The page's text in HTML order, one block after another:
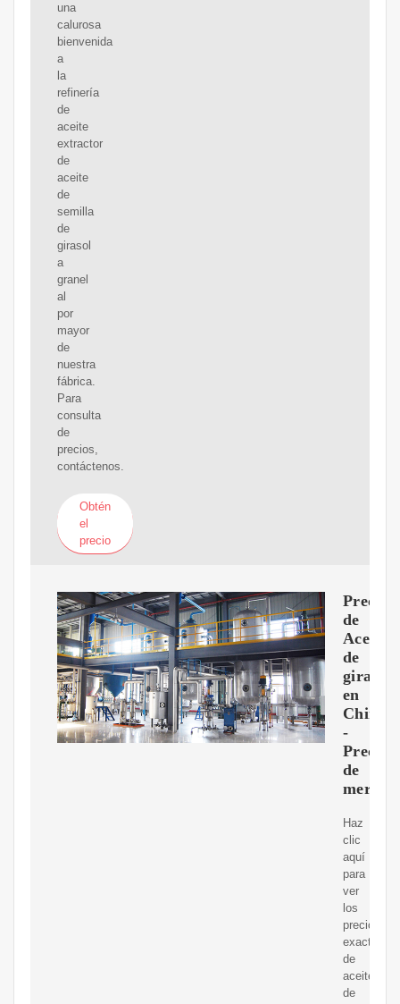
una
calurosa
bienvenida
a
la
refinería
de
aceite
extractor
de
aceite
de
semilla
de
girasol
a
granel
al
por
mayor
de
nuestra
fábrica.
Para
consulta
de
precios,
contáctenos.
Obtén
el
precio
Precio
de
Aceite
de
girasol
en
China
-
Precios
de
Haz
clic
aquí
para
ver
los
precios
exactos
de
aceite
de